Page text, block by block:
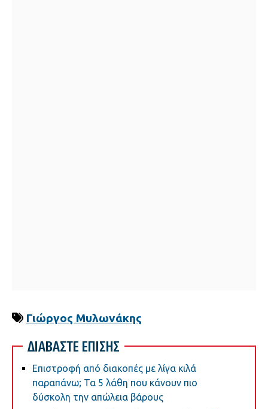
Γιώργος Μυλωνάκης
ΔΙΑΒΑΣΤΕ ΕΠΙΣΗΣ
Επιστροφή από διακοπές με λίγα κιλά
παραπάνω; Τα 5 λάθη που κάνουν πιο
δύσκολη την απώλεια βάρους